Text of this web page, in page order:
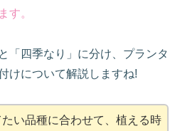
す。
「四季なり」に分け、プランタ
けについて解説しますね!
い品種に合わせて、植える時